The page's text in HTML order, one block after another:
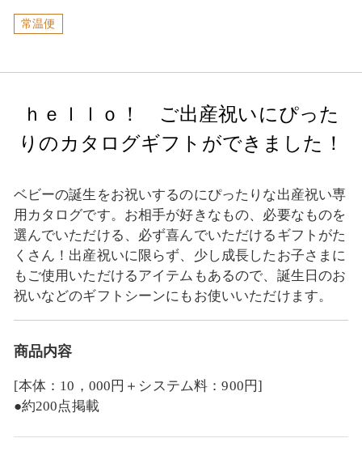
常温便
ｈｅｌｌｏ！ ご出産祝いにぴった
りのカタログギフトができました！
ベビーの誕生をお祝いするのにぴったりな出産祝い専
用カタログです。お相手が好きなもの、必要なものを
選んでいただける、必ず喜んでいただけるギフトがた
くさん！出産祝いに限らず、少し成長したお子さまに
もご使用いただけるアイテムもあるので、誕生日のお
祝いなどのギフトシーンにもお使いいただけます。
商品内容
[本体：10，000円＋システム料：900円]
●約200点掲載